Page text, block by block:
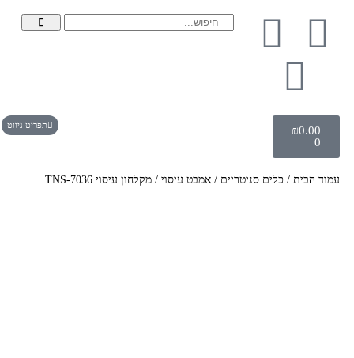
₪0.00
תפריט ניווט
עמוד הבית/ כלים סניטריים/ אמבט עיסוי/ מקלחון עיסוי TNS-7036